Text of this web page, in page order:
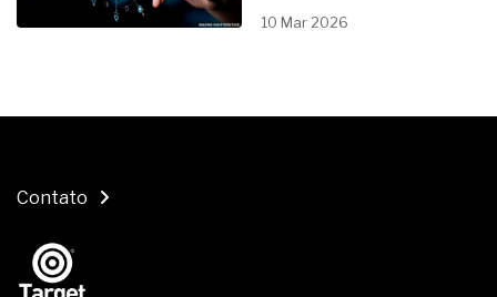
10 Mar 2026
Contato